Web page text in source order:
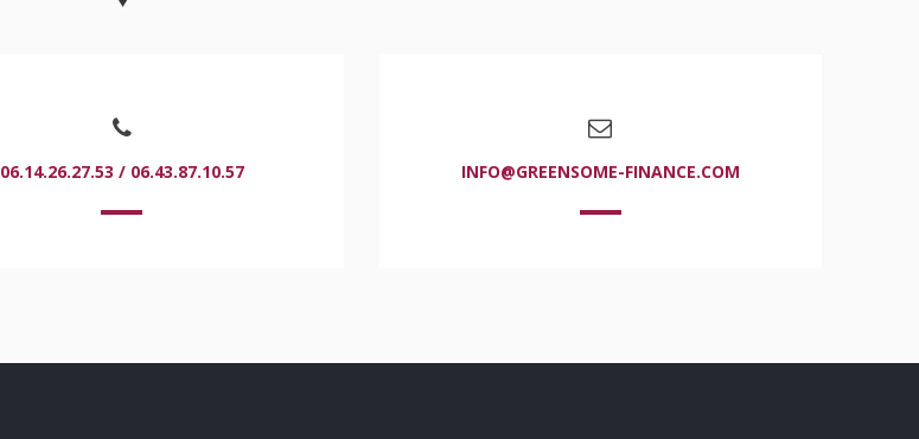
06.14.26.27.53 / 06.43.87.10.57 INFO@GREENSOME-FINANCE.COM